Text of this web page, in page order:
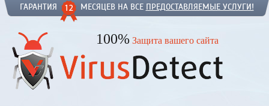
ГАРАНТИЯ МЕСЯЦЕВ НА ВСЕ ПРЕДОСТАВЛЯЕМЫЕ УСЛУГИ!
100% Защита вашего сайта